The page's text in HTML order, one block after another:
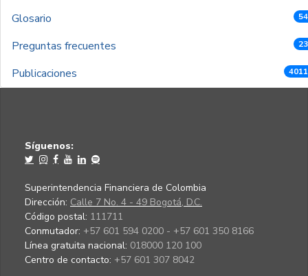
Glosario
Preguntas frecuentes
Publicaciones
Síguenos:
Superintendencia Financiera de Colombia
Dirección: Calle 7 No. 4 - 49 Bogotá, D.C.
Código postal: 111711
Conmutador: +57 601 594 0200 - +57 601 350 8166
Línea gratuita nacional: 018000 120 100
Centro de contacto: +57 601 307 8042